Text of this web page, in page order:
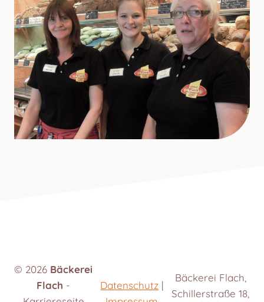
© 2026 Bäckerei
Flach -
Datenschutz |
Bäckerei Flach,
Schillerstraße 18,